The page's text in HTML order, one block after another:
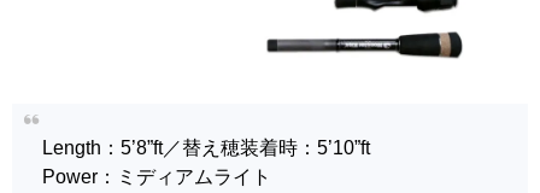
Length：5’8”ft／替え穂装着時：5’10”ft
Power：ミディアムライト